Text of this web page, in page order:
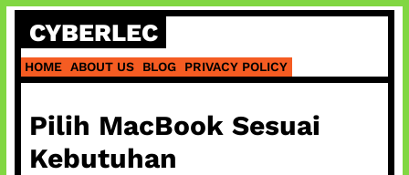
Skip
content
CYBERLEC
HOME ABOUT US BLOG PRIVACY POLICY
Pilih MacBook Sesuai
Kebutuhan